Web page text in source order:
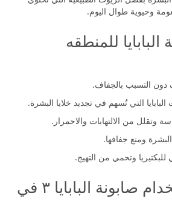
وحيوية طوال اليوم.
للمنطقه
التسبب بالجفاف.
التي تُسهم في تجديد خلايا البشرة.
وتقلل من الالتهابات والاحمرار.
ومنع جفافها.
وتحمي من التهيج.
ما طريقة استخدام صابونة البابايا ٣ في